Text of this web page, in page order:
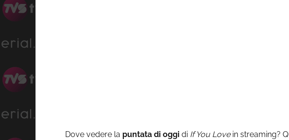
Dove vedere la puntata di oggi di If You Lovein streaming?